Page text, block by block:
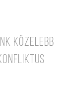
közelebb